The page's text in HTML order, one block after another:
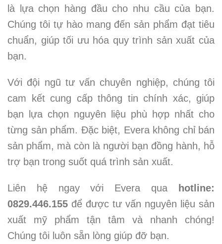
là lựa chọn hàng đầu cho nhu cầu của bạn.
Chúng tôi tự hào mang đến sản phẩm đạt tiêu
chuẩn, giúp tối ưu hóa quy trình sản xuất của
bạn.
Với đội ngũ tư vấn chuyên nghiệp, chúng tôi
cam kết cung cấp thông tin chính xác, giúp
bạn lựa chọn nguyên liệu phù hợp nhất cho
từng sản phẩm. Đặc biệt, Evera không chỉ bán
sản phẩm, mà còn là người bạn đồng hành, hỗ
trợ bạn trong suốt quá trình sản xuất.
Liên hệ ngay với Evera qua hotline:
0829.446.155 để được tư vấn nguyên liệu sản
xuất mỹ phẩm tận tâm và nhanh chóng!
Chúng tôi luôn sẵn lòng giúp đỡ bạn.